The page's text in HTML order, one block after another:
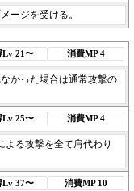
ージを受ける。
Lv 21〜 消費MP 4
かった場合は通常攻撃の
Lv 25〜 消費MP 4
よる攻撃を全て肩代わり
Lv 37〜 消費MP 10